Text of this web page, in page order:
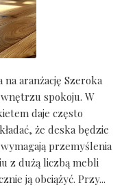
na aranżację Szeroka
spokoju. W
daje często
że deska będzie
przemyślenia
z dużą liczbą mebli
ją obciążyć. Przy...